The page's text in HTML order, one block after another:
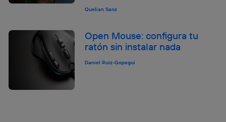
Quelian Sanz
Open Mouse: configura tu
ratón sin instalar nada
Daniel Ruiz-Gopegui